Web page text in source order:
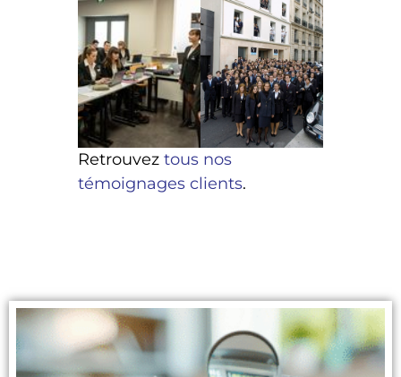
Retrouveztous nos
témoignages clients.